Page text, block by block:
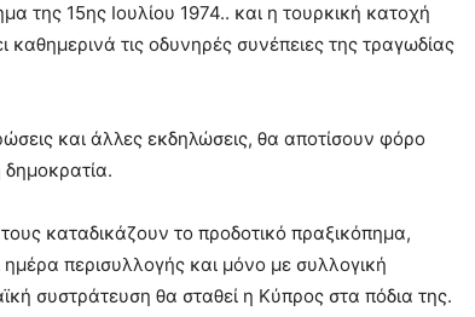
της 15ης Ιουλίου 1974.. και η τουρκική κατοχή
καθημερινά τις οδυνηρές συνέπειες της τραγωδίας
και άλλες εκδηλώσεις, θα αποτίσουν φόρο
δημοκρατία.
καταδικάζουν το προδοτικό πραξικόπημα,
ημέρα περισυλλογής και μόνο με συλλογική
συστράτευση θα σταθεί η Κύπρος στα πόδια της.